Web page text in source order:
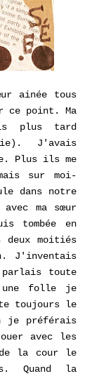
ainée tous
point. Ma
plus tard
J'avais
Plus ils me
sur moi-
dans notre
avec ma sœur
tombée en
deux moitiés
J'inventais
toute
une folle je
toujours le
je préférais
avec les
la cour le
Quand la